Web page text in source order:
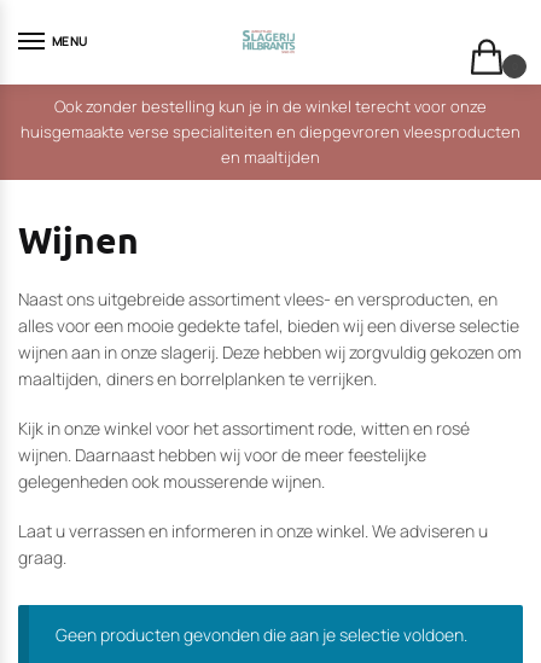
MENU
Ook zonder bestelling kun je in de winkel terecht voor onze
huisgemaakte verse specialiteiten en diepgevroren vleesproducten
en maaltijden
Wijnen
Naast ons uitgebreide assortiment vlees- en versproducten, en
alles voor een mooie gedekte tafel, bieden wij een diverse selectie
wijnen aan in onze slagerij. Deze hebben wij zorgvuldig gekozen om
maaltijden, diners en borrelplanken te verrijken.
Kijk in onze winkel voor het assortiment rode, witten en rosé
wijnen. Daarnaast hebben wij voor de meer feestelijke
gelegenheden ook mousserende wijnen.
Laat u verrassen en informeren in onze winkel. We adviseren u
graag.
Geen producten gevonden die aan je selectie voldoen.